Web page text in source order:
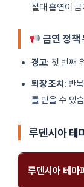
절대 흡연이 금
금연 정책
경고: 첫 번째
퇴장 조치 : 반
를 받을 수 있
루덴시아 테
루덴시아 테마